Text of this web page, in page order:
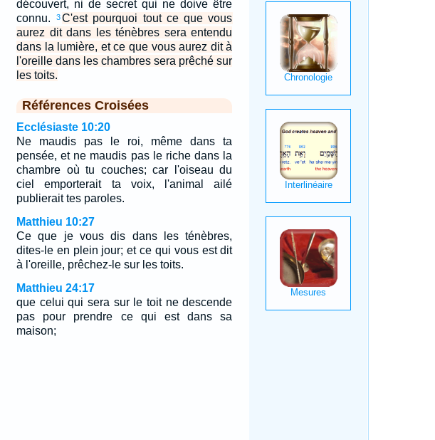
découvert, ni de secret qui ne doive être
connu.
3C'est pourquoi tout ce que vous
aurez dit dans les ténèbres sera entendu
dans la lumière, et ce que vous aurez dit à
l'oreille dans les chambres sera prêché sur
les toits.
Références Croisées
Ecclésiaste 10:20
Ne maudis pas le roi, même dans ta
pensée, et ne maudis pas le riche dans la
chambre où tu couches; car l'oiseau du
ciel emporterait ta voix, l'animal ailé
publierait tes paroles.
Matthieu 10:27
Ce que je vous dis dans les ténèbres,
dites-le en plein jour; et ce qui vous est dit
à l'oreille, prêchez-le sur les toits.
Matthieu 24:17
que celui qui sera sur le toit ne descende
pas pour prendre ce qui est dans sa
maison;